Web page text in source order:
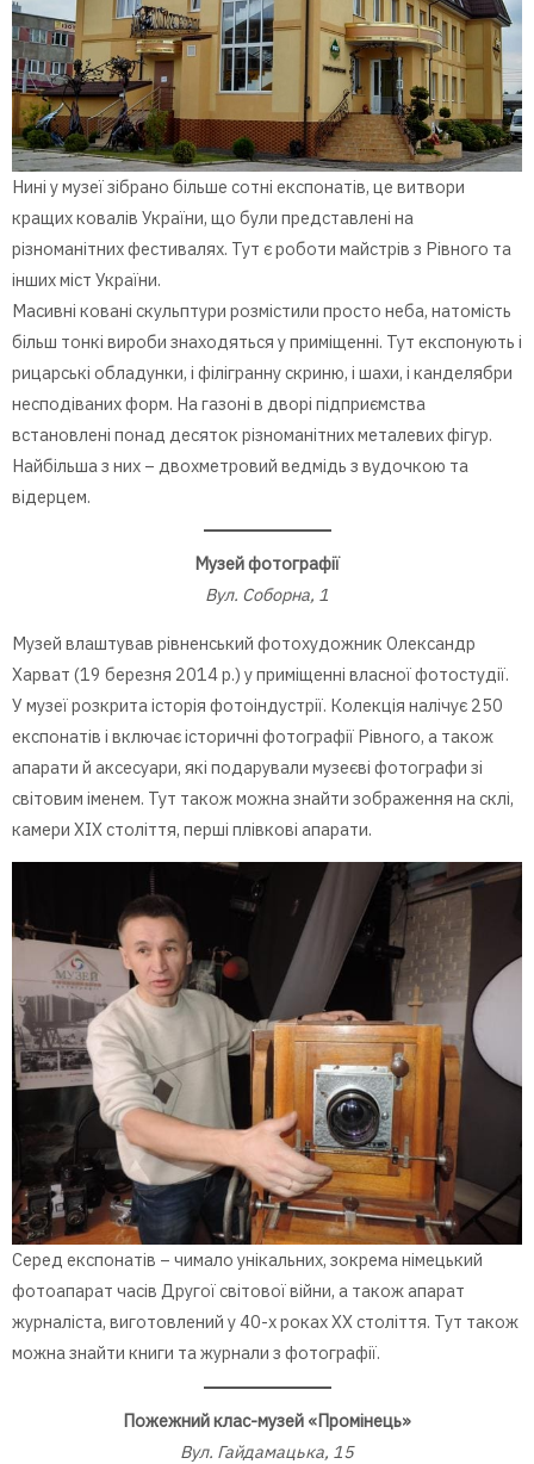
Нині у музеї зібрано більше сотні експонатів, це витвори
кращих ковалів України, що були представлені на
різноманітних фестивалях. Тут є роботи майстрів з Рівного та
інших міст України.
Масивні ковані скульптури розмістили просто неба, натомість
більш тонкі вироби знаходяться у приміщенні. Тут експонують і
рицарські обладунки, і філігранну скриню, і шахи, і канделябри
несподіваних форм. На газоні в дворі підприємства
встановлені понад десяток різноманітних металевих фігур.
Найбільша з них – двохметровий ведмідь з вудочкою та
відерцем.
Музей фотографії
Вул. Соборна, 1
Музей влаштував рівненський фотохудожник Олександр
Харват (19 березня 2014 р.) у приміщенні власної фотостудії.
У музеї розкрита історія фотоіндустрії. Колекція налічує 250
експонатів і включає історичні фотографії Рівного, а також
апарати й аксесуари, які подарували музеєві фотографи зі
світовим іменем. Тут також можна знайти зображення на склі,
камери ХІХ століття, перші плівкові апарати.
Серед експонатів – чимало унікальних, зокрема німецький
фотоапарат часів Другої світової війни, а також апарат
журналіста, виготовлений у 40-х роках ХХ століття. Тут також
можна знайти книги та журнали з фотографії.
Пожежний клас-музей «Промінець»
Вул. Гайдамацька, 15